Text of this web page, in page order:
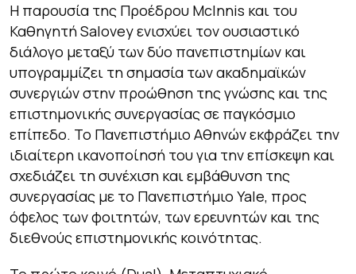
Η παρουσία της Προέδρου McInnis και του
Καθηγητή Salovey ενισχύει τον ουσιαστικό
διάλογο μεταξύ των δύο πανεπιστημίων και
υπογραμμίζει τη σημασία των ακαδημαϊκών
συνεργιών στην προώθηση της γνώσης και της
επιστημονικής συνεργασίας σε παγκόσμιο
επίπεδο. Το Πανεπιστήμιο Αθηνών εκφράζει την
ιδιαίτερη ικανοποίησή του για την επίσκεψη και
σχεδιάζει τη συνέχιση και εμβάθυνση της
συνεργασίας με το Πανεπιστήμιο Yale, προς
όφελος των φοιτητών, των ερευνητών και της
διεθνούς επιστημονικής κοινότητας.